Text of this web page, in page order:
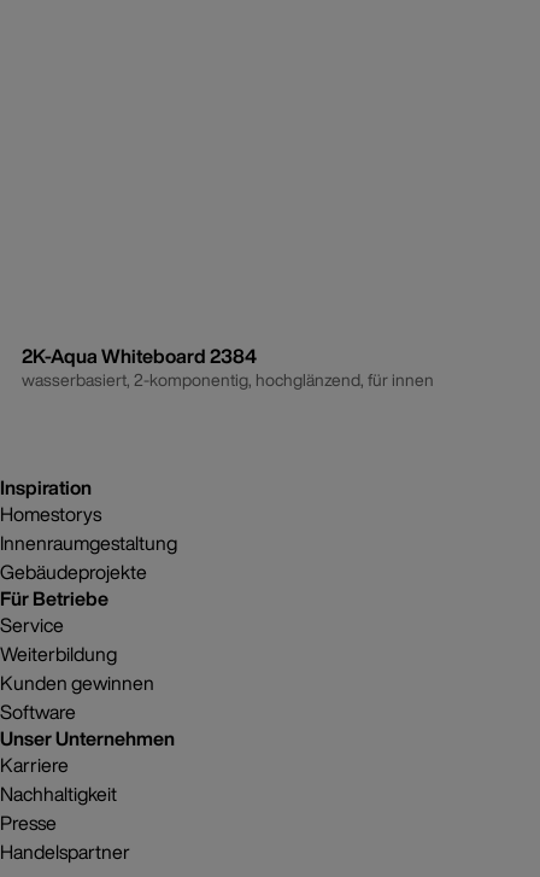
2K-Aqua Whiteboard 2384
wasserbasiert, 2-komponentig, hochglänzend, für innen
Inspiration
Homestorys
Innenraumgestaltung
Gebäudeprojekte
Für Betriebe
Service
Weiterbildung
Kunden gewinnen
Software
Unser Unternehmen
Karriere
Nachhaltigkeit
Presse
Handelspartner